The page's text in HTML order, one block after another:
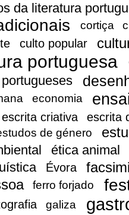
da literatura
cortiça
culto popular
portuguesa
economia
escrita criativa escrita
de género
ética animal
Évora
ferro forjado
galiza